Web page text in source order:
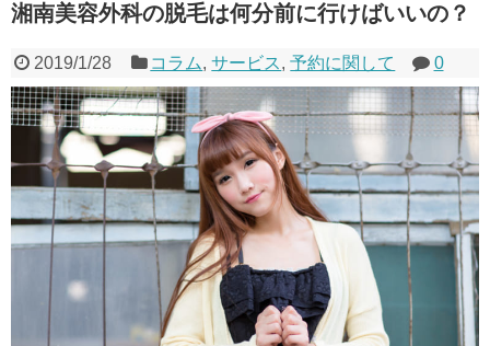
湘南美容外科の脱毛は何分前に行けばいいの？
2019/1/28 コラム,サービス,予約に関して 0